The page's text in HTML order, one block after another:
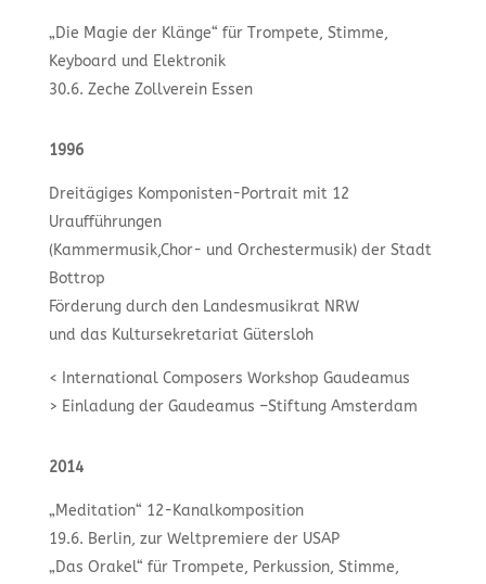
„Die Magie der Klänge“ für Trompete, Stimme,
Keyboard und Elektronik
30.6. Zeche Zollverein Essen
1996
Dreitägiges Komponisten-Portrait mit 12
Uraufführungen
(Kammermusik,Chor- und Orchestermusik) der Stadt
Bottrop
Förderung durch den Landesmusikrat NRW
und das Kultursekretariat Gütersloh
< International Composers Workshop Gaudeamus
> Einladung der Gaudeamus –Stiftung Amsterdam
2014
„Meditation“ 12-Kanalkomposition
19.6. Berlin, zur Weltpremiere der USAP
„Das Orakel“ für Trompete, Perkussion, Stimme,